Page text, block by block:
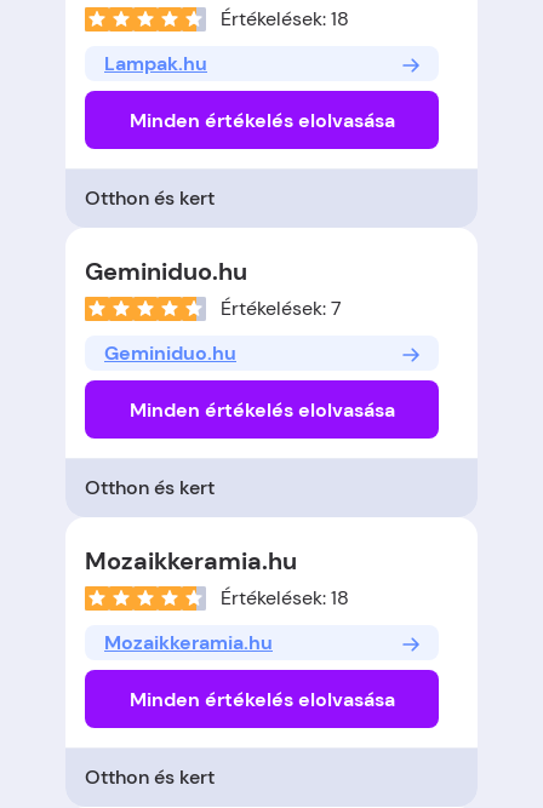
Értékelések: 18
Lampak.hu
Minden értékelés elolvasása
Otthon és kert
Geminiduo.hu
Értékelések: 7
Geminiduo.hu
Minden értékelés elolvasása
Otthon és kert
Mozaikkeramia.hu
Értékelések: 18
Mozaikkeramia.hu
Minden értékelés elolvasása
Otthon és kert